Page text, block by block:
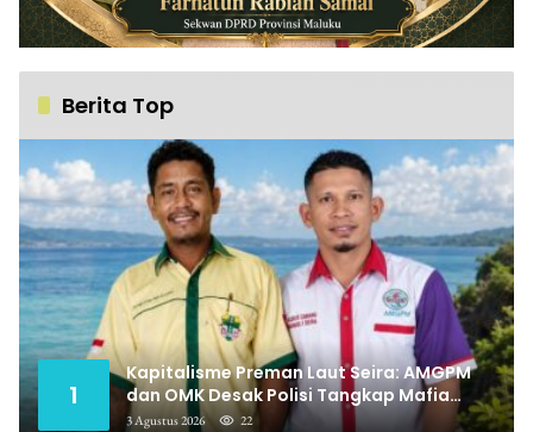
Berita Top
1
Kapitalisme Preman Laut Seira: AMGPM
dan OMK Desak Polisi Tangkap Mafia
Pungli
3 Agustus 2026 22